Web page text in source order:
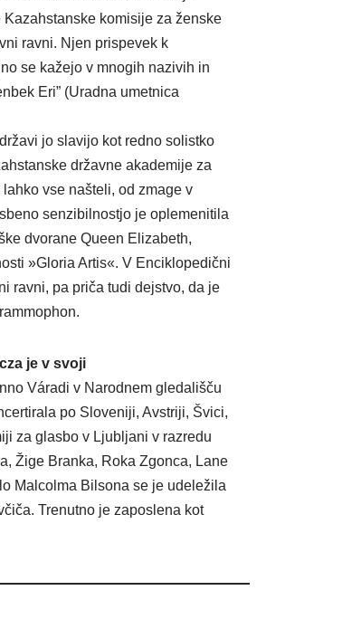
komisije za ženske
ravni. Njen prispevek k
se kažejo v mnogih nazivih in
Eri” (Uradna umetnica
jo slavijo kot redno solistko
državne akademije za
vse našteli, od zmage v
senzibilnostjo je oplemenitila
dvorane Queen Elizabeth,
»Gloria Artis«. V Enciklopedični
ravni, pa priča tudi dejstvo, da je
je v svoji
Váradi v Narodnem gledališču
po Sloveniji, Avstriji, Švici,
za glasbo v Ljubljani v razredu
Žige Branka, Roka Zgonca, Lane
Malcolma Bilsona se je udeležila
Trenutno je zaposlena kot